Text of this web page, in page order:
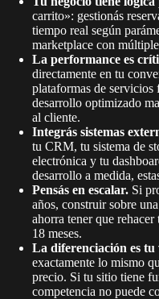
carrito»: gestionás
tiempo real según
marketplace con
La performance es
directamente en tu
plataformas de
desarrollo optimizado
al cliente.
Integrás sistemas
tu CRM, tu sistema de
electrónica y tu
desarrollo a medida,
Pensás en escalar. Si
años, construir sobre
ahorra tener que
18 meses.
La diferenciación es
exactamente lo mismo
precio. Si tu sitio tiene
competencia no puede